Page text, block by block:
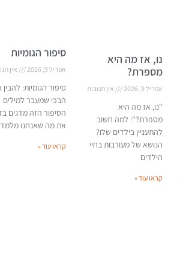
נו, אז מה היא
מספרת?
אפריל 9, 2026 אין תגובות
"נו, אז מה היא
מספרת?": למה חשוב
להתעניין בילדים שלו?
הנושא של מעורבות בחיי
הילדים
קראו עוד »
סיפור הגומיות
אפריל 9, 2026 אין
סיפור הגומיות:
הבכי שמעבר למילים
הסיפור הזה מדגים
את מה שאנחנו
קראו עוד »